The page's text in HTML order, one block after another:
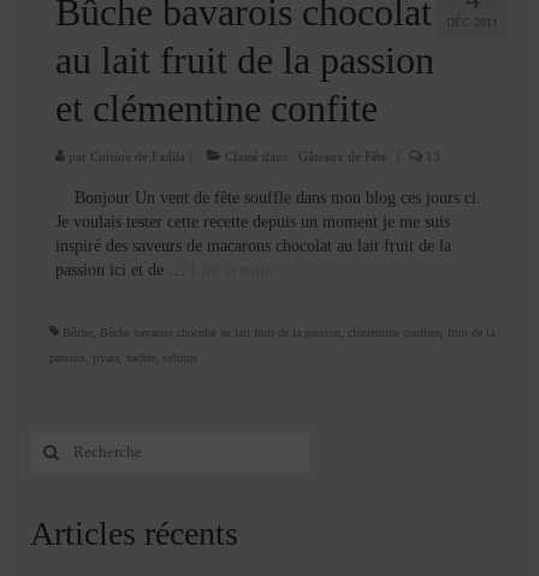
DÉC 2011
Bûche bavarois chocolat
au lait fruit de la passion
et clémentine confite
par Cuisine de Fadila Classé dans : Gâteaux de Fête 13
Bonjour Un vent de fête souffle dans mon blog ces jours ci.
Je voulais tester cette recette depuis un moment je me suis
inspiré des saveurs de macarons chocolat au lait fruit de la
passion ici et de …
Bûche Bûche bavarois chocolat au lait fruit de la passion clèmentine confites
fruit de la
passion
jivara sacher velours
Rechercher
Articles récents